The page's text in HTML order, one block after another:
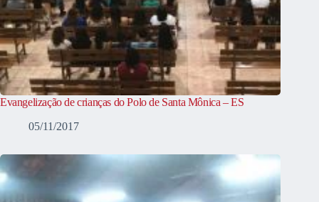
Evangelização de crianças do Polo de Santa Mônica – ES
05/11/2017